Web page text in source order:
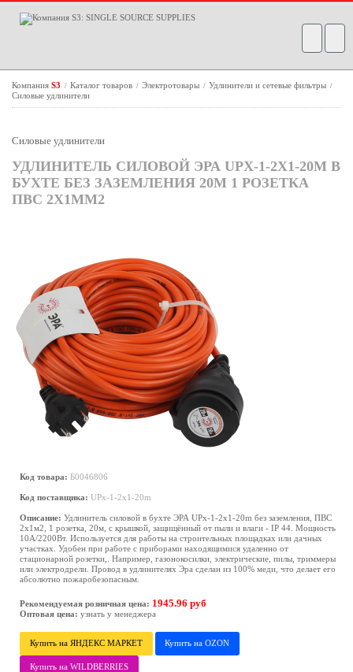
Компания S3 / Каталог товаров / Электротовары / Удлинители и сетевые фильтры /
Силовые удлинители
Силовые удлинители
УДЛИНИТЕЛЬ СИЛОВОЙ ЭРА UPX-1-2X1-20M В
БУХТЕ БЕЗ ЗАЗЕМЛЕНИЯ 20М 1 РОЗЕТКА
ПВС 2Х1ММ2
Код товара: Б0046806
Код поставщика: UPx-1-2x1-20m
Описание: Удлинитель силовой в бухте ЭРА UPx-1-2x1-20m без заземления, ПВС
2х1м2, 1 розетка, 20м, с крышкой, защищённый от пыли и влаги - IP 44. Мощность
10А/2200Вт. Используется для работы на строительных площадках или дачных
участках. Удобен при работе с приборами находящимися удаленно от
стационарной розетки,. Например, газонокосилки, электрические, пилы, триммеры
или электродрели. Провод в удлинителях Эра сделан из 100% меди, что делает его
абсолютно пожаробезопасным.
Рекомендуемая розничная цена: 1945.96 руб
Оптовая цена: узнать у менеджера
Купить на ЯНДЕКС МАРКЕТ Купить на OZON
Купить на WILDBERRIES